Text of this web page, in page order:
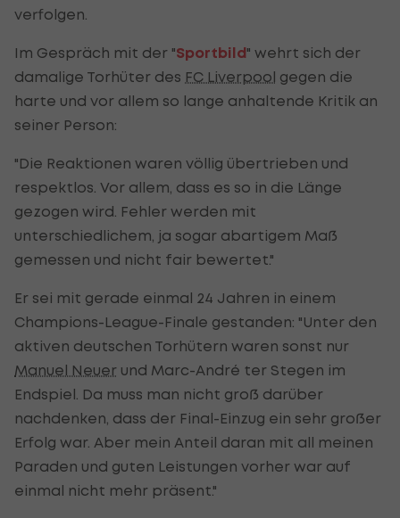
verfolgen.
Im Gespräch mit der "Sportbild" wehrt sich der
damalige Torhüter des FC Liverpool gegen die
harte und vor allem so lange anhaltende Kritik an
seiner Person:
"Die Reaktionen waren völlig übertrieben und
respektlos. Vor allem, dass es so in die Länge
gezogen wird. Fehler werden mit
unterschiedlichem, ja sogar abartigem Maß
gemessen und nicht fair bewertet."
Er sei mit gerade einmal 24 Jahren in einem
Champions-League-Finale gestanden: "Unter den
aktiven deutschen Torhütern waren sonst nur
Manuel Neuer und Marc-André ter Stegen im
Endspiel. Da muss man nicht groß darüber
nachdenken, dass der Final-Einzug ein sehr großer
Erfolg war. Aber mein Anteil daran mit all meinen
Paraden und guten Leistungen vorher war auf
einmal nicht mehr präsent."